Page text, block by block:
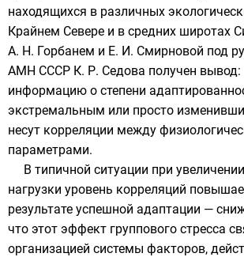
находящихся в различных
Крайнем Севере и в средних широтах
А. Н. Горбанем и Е. И. Смирновой под
АМН СССР К. Р. Седова получен
информацию о степени
экстремальным или просто
несут корреляции между
параметрами.
В типичной ситуации при
нагрузки уровень корреляций
результате успешной адаптации —
что этот эффект группового стресса
организацией системы факторов,